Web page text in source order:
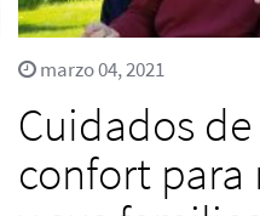
marzo 04, 2021
Cuidados de
confort para